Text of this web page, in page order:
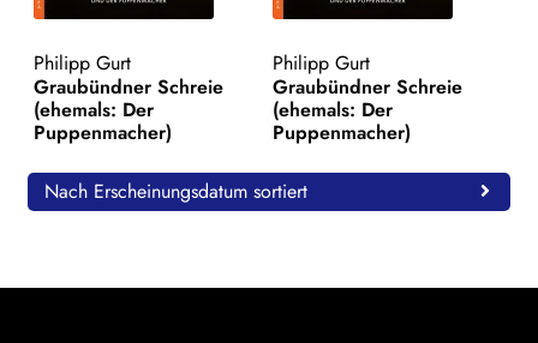
Search:
Philipp Gurt
Graubündner Schreie
(ehemals: Der
Puppenmacher)
Philipp Gurt
Graubündner Schreie
(ehemals: Der
Puppenmacher)
Nach Erscheinungsdatum sortiert